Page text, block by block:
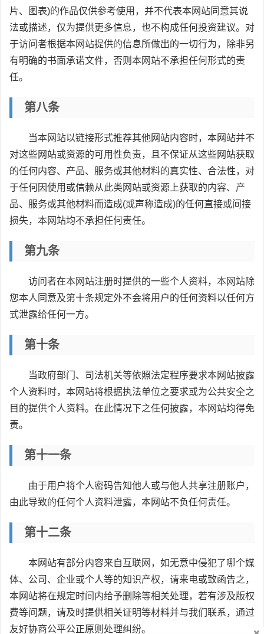
片、图表)的作品仅供参考使用，并不代表本网站同意其说
法或描述，仅为提供更多信息，也不构成任何投资建议。对
于访问者根据本网站提供的信息所做出的一切行为，除非另
有明确的书面承诺文件，否则本网站不承担任何形式的责
任。
第八条
当本网站以链接形式推荐其他网站内容时，本网站并不
对这些网站或资源的可用性负责，且不保证从这些网站获取
的任何内容、产品、服务或其他材料的真实性、合法性，对
于任何因使用或信赖从此类网站或资源上获取的内容、产
品、服务或其他材料而造成(或声称造成)的任何直接或间接
损失，本网站均不承担任何责任。
第九条
访问者在本网站注册时提供的一些个人资料，本网站除
您本人同意及第十条规定外不会将用户的任何资料以任何方
式泄露给任何一方。
第十条
当政府部门、司法机关等依照法定程序要求本网站披露
个人资料时，本网站将根据执法单位之要求或为公共安全之
目的提供个人资料。在此情况下之任何披露，本网站均得免
责。
第十一条
由于用户将个人密码告知他人或与他人共享注册账户，
由此导致的任何个人资料泄露，本网站不负任何责任。
第十二条
本网站有部分内容来自互联网，如无意中侵犯了哪个媒
体、公司、企业或个人等的知识产权，请来电或致函告之，
本网站将在规定时间内给予删除等相关处理，若有涉及版权
费等问题，请及时提供相关证明等材料并与我们联系，通过
友好协商公平公正原则处理纠纷。